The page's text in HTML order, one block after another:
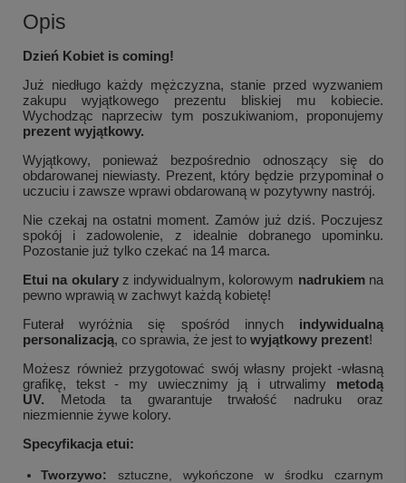
Opis
Dzień Kobiet is coming!
Już niedługo każdy mężczyzna, stanie przed wyzwaniem
zakupu wyjątkowego prezentu bliskiej mu kobiecie.
Wychodząc naprzeciw tym poszukiwaniom, proponujemy
prezent wyjątkowy.
Wyjątkowy, ponieważ bezpośrednio odnoszący się do
obdarowanej niewiasty. Prezent, który będzie przypominał o
uczuciu i zawsze wprawi obdarowaną w pozytywny nastrój.
Nie czekaj na ostatni moment. Zamów już dziś. Poczujesz
spokój i zadowolenie, z idealnie dobranego upominku.
Pozostanie już tylko czekać na 14 marca.
Etui na okulary z indywidualnym, kolorowym nadrukiem na
pewno wprawią w zachwyt każdą kobietę!
Futerał wyróżnia się spośród innych indywidualną
personalizacją, co sprawia, że jest to wyjątkowy prezent!
Możesz również przygotować swój własny projekt -własną
grafikę, tekst - my uwiecznimy ją i utrwalimy
metodą
UV.
Metoda ta gwarantuje trwałość nadruku oraz
niezmiennie żywe kolory.
Specyfikacja etui:
Tworzywo: sztuczne, wykończone w środku czarnym